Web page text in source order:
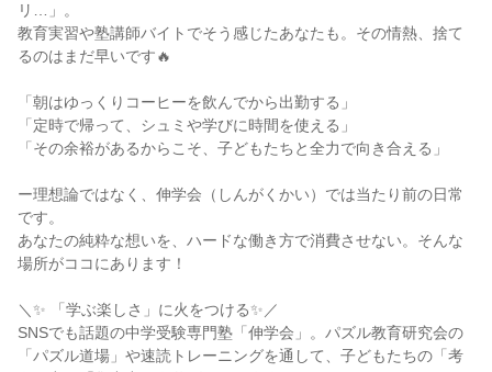
リ…」。
教育実習や塾講師バイトでそう感じたあなたも。その情熱、捨て
るのはまだ早いです🔥
「朝はゆっくりコーヒーを飲んでから出勤する」
「定時で帰って、シュミや学びに時間を使える」
「その余裕があるからこそ、子どもたちと全力で向き合える」
ー理想論ではなく、伸学会（しんがくかい）では当たり前の日常
です。
あなたの純粋な想いを、ハードな働き方で消費させない。そんな
場所がココにあります！
＼✨ 「学ぶ楽しさ」に火をつける✨／
SNSでも話題の中学受験専門塾「伸学会」。パズル教育研究会の
「パズル道場」や速読トレーニングを通して、子どもたちの「考